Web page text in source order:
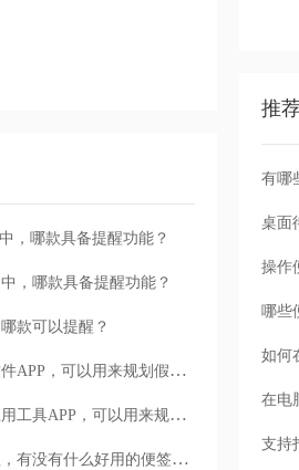
，哪款具备提醒功能？
，哪款具备提醒功能？
款可以提醒？
有没有什么好用的便签软件APP，可以用来规划假期日程？
有没有什么好用的便签应用工具APP，可以用来规划假期日程？
想要规划一下假期的日程，有没有什么好用的便签应用程序？
推
有哪
桌面
操作
哪些
如何
在电
支持